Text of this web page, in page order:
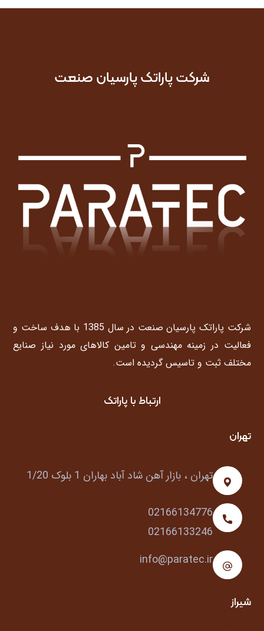
شرکت پاراتک پارسیان صنعت
شرکت پاراتک پارسیان صنعت در سال 1385 با هدف ساخت و
فعالیت در زمینه مهندسی و تامین کالاهای مورد نیاز صنایع
مختلف ثبت و تاسیس گردیده است.
ارتباط با پاراتک
تهران
تهران ، بازار آهن شاد آباد بهاران 1 بلوک 1/20
02166134776
02166133246
info@paratec.ir
شیراز